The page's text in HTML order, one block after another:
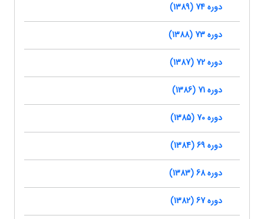
دوره 74 (1389)
دوره 73 (1388)
دوره 72 (1387)
دوره 71 (1386)
دوره 70 (1385)
دوره 69 (1384)
دوره 68 (1383)
دوره 67 (1382)